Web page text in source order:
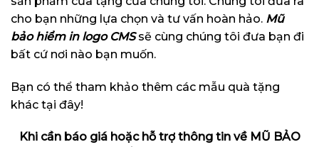
cho bạn những lựa chọn và tư vấn hoàn hảo. Mũ
bảo hiểm in logo CMSsẽ cùng chúng tôi đưa bạn đi
bất cứ nơi nào bạn muốn.
Bạn có thể tham khảo thêm các mẫu quà tặng
khác tại đây!
Khi cần báo giá hoặc hỗ trợ thông tin về MŨ BẢO